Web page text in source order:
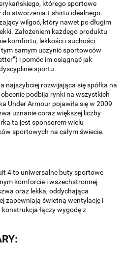
którego sportowe
stworzenia t-shirtu idealnego.
wilgoć, który nawet po długim
Założeniem każdego produktu
komfortu, lekkości i suchości
samym uczynić sportowców
i pomóc im osiągnąć jak
sportu.
najszybciej rozwijająca się spółka na
podbija rynki na wszystkich
Under Armour pojawiła się w 2009
uznanie coraz większej liczby
ta jest sponsorem wielu
sportowych na całym świecie.
4 to uniwersalne buty sportowe
komforcie i wszechstronnej
oraz lekka, oddychająca
zapewniają świetną wentylację i
łączy wygodę z